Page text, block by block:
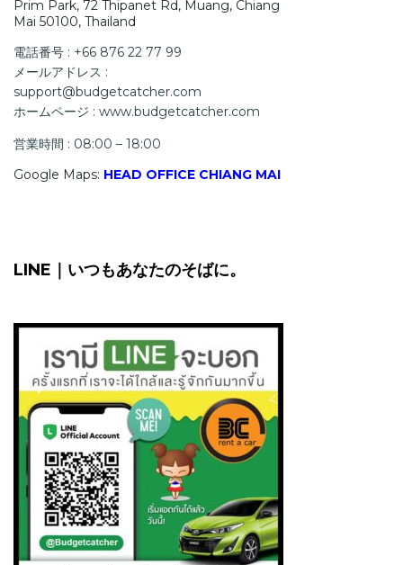
Prim Park, 72 Thipanet Rd, Muang, Chiang
Mai 50100, Thailand
電話番号 : +66 876 22 77 99
メールアドレス :
support@budgetcatcher.com
ホームページ : www.budgetcatcher.com
営業時間 : 08:00 – 18:00
Google Maps: HEAD OFFICE CHIANG MAI
LINE｜いつもあなたのそばに。